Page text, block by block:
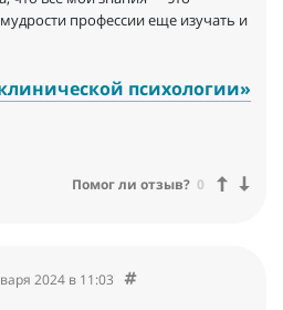
учебный
важной учебной
ещё долго возвращаться, потому
и там просто кладезь
для моей профессиональной
профессии еще изучать и
психологии»
Помог ли отзыв? 0
2024 в 11:03